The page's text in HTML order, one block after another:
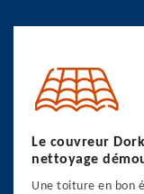
Le couvreur
nettoyage
Une toiture en bon